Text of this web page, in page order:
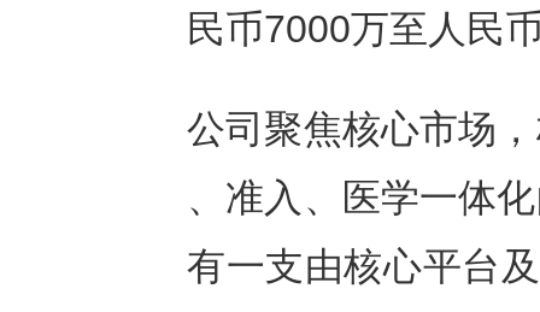
民币7000万至人民
公司聚焦核心市场
、准入、医学一体
有一支由核心平台